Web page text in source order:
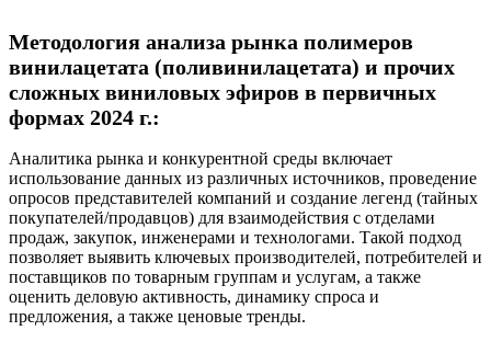
Методология анализа рынка полимеров
винилацетата (поливинилацетата) и прочих
сложных виниловых эфиров в первичных
формах 2024 г.:
Аналитика рынка и конкурентной среды включает
использование данных из различных источников, проведение
опросов представителей компаний и создание легенд (тайных
покупателей/продавцов) для взаимодействия с отделами
продаж, закупок, инженерами и технологами. Такой подход
позволяет выявить ключевых производителей, потребителей и
поставщиков по товарным группам и услугам, а также
оценить деловую активность, динамику спроса и
предложения, а также ценовые тренды.